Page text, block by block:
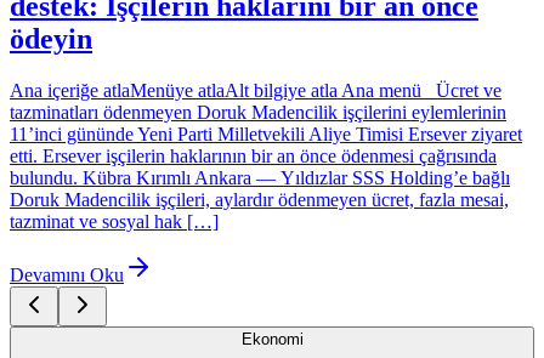
ödeyin
Ana içeriğe atlaMenüye atlaAlt bilgiye atla Ana menü Ücret ve
tazminatları ödenmeyen Doruk Madencilik işçilerini eylemlerinin
11’inci gününde Yeni Parti Milletvekili Aliye Timisi Ersever ziyaret
etti. Ersever işçilerin haklarının bir an önce ödenmesi çağrısında
bulundu. Kübra Kırımlı Ankara — Yıldızlar SSS Holding’e bağlı
Doruk Madencilik işçileri, aylardır ödenmeyen ücret, fazla mesai,
tazminat ve sosyal hak […]
Devamını Oku
Ekonomi